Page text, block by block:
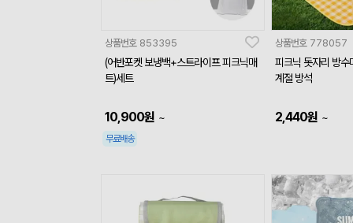
상품번호 853395
(어반포켓 보냉백+스트라이프 피크닉매
트)세트
10,900원 ~
무료배송
상품번호 778057
피크닉 돗자리 방수
계절 방석
2,440원 ~